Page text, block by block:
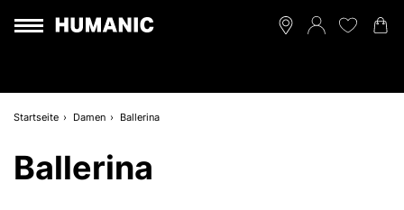
Startseite Damen Ballerina
Ballerina